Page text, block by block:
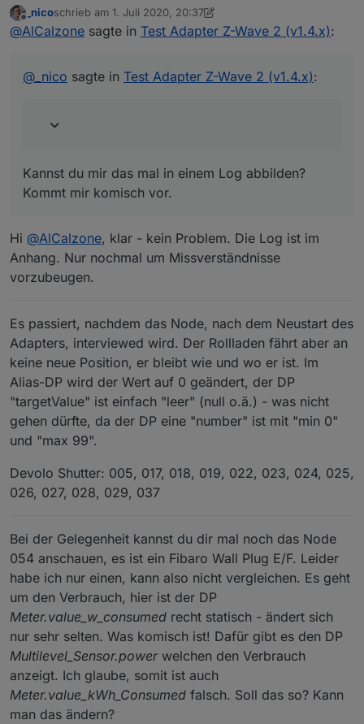
Nach jedem Neustart des Z-Wave Adapters
Kommt mir komisch vor.
Offline
_nicoschrieb am 1. Juli 2020, 20:37
zuletzt editiert von _nico7. Jan. 2020, 22:39
@AlCalzone sagte in Test Adapter Z-Wave 2 (v1.4.x):
@ _nico sagte in Test Adapter Z-Wave 2 (v1.4.x):
Kannst du mir das mal in einem Log abbilden?
Kommt mir komisch vor.
Hi @AlCalzone, klar - kein Problem. Die Log ist im
Anhang. Nur nochmal um Missverständnisse
vorzubeugen.
Es passiert, nachdem das Node, nach dem Neustart des
Adapters, interviewed wird. Der Rollladen fährt aber an
keine neue Position, er bleibt wie und wo er ist. Im
Alias-DP wird der Wert auf 0 geändert, der DP
"targetValue" ist einfach "leer" (null o.ä.) - was nicht
gehen dürfte, da der DP eine "number" ist mit "min 0"
und "max 99".
Devolo Shutter: 005, 017, 018, 019, 022, 023, 024, 025,
026, 027, 028, 029, 037
Bei der Gelegenheit kannst du dir mal noch das Node
054 anschauen, es ist ein Fibaro Wall Plug E/F. Leider
habe ich nur einen, kann also nicht vergleichen. Es geht
um den Verbrauch, hier ist der DP
Meter.value_w_consumed recht statisch - ändert sich
nur sehr selten. Was komisch ist! Dafür gibt es den DP
Multilevel_Sensor.powerwelchen den Verbrauch
anzeigt. Ich glaube, somit ist auch
Meter.value_kWh_Consumed falsch. Soll das so? Kann
man das ändern?